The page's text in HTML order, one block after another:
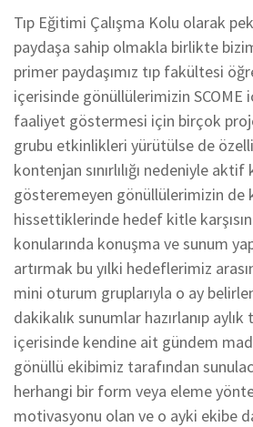
Tıp Eğitimi Çalışma Kolu olarak
paydaşa sahip olmakla birlikte
primer paydaşımız tıp fakültesi
içerisinde gönüllülerimizin
faaliyet göstermesi için birçok
grubu etkinlikleri yürütülse de
kontenjan sınırlılığı nedeniyle aktif
gösteremeyen gönüllülerimizin de
hissettiklerinde hedef kitle
konularında konuşma ve sunum
artırmak bu yılki hedeflerimiz
mini oturum gruplarıyla o ay
dakikalık sunumlar hazırlanıp aylık
içerisinde kendine ait gündem
gönüllü ekibimiz tarafından
herhangi bir form veya eleme
motivasyonu olan ve o ayki ekibe